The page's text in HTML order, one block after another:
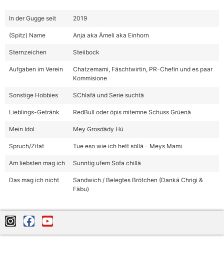
In der Gugge seit 2019
(Spitz) Name Anja aka Ämeli aka Einhorn
Sternzeichen Steiibock
Aufgaben im Verein
Chatzemami, Fäschtwirtin, PR-Chefin und es paar
Kommisione
Sonstige Hobbies SChlafä und Serie suchtä
Lieblings-Getränk RedBull oder öpis mitemne Schuss Grüenä
Mein Idol Mey Grosdädy Hü
Spruch/Zitat Tue eso wie ich hett söllä - Meys Mami
Am liebsten mag ich Sunntig ufem Sofa chillä
Das mag ich nicht
Sandwich / Belegtes Brötchen (Dankä Chrigi &
Fäbu)